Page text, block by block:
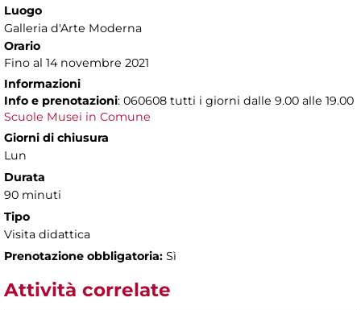
Luogo
Galleria d'Arte Moderna
Orario
Fino al 14 novembre 2021
Informazioni
Info e prenotazioni: 060608 tutti i giorni dalle 9.00 alle 19.00
Scuole Musei in Comune
Giorni di chiusura
Lun
Durata
90 minuti
Tipo
Visita didattica
Prenotazione obbligatoria: Sì
Attività correlate